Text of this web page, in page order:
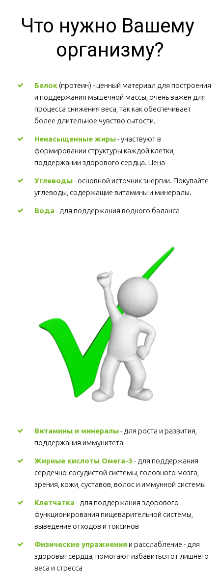
Что нужно Вашему
организму?
Белок (протеин) - ценный материал для построения
и поддержания мышечной массы, очень важен для
процесса снижения веса, так как обеспечивает
более длительное чувство сытости.
Ненасыщенные жиры - участвуют в
формировании структуры каждой клетки,
поддержании здорового сердца. Цена
Углеводы - основной источник энергии. Покупайте
углеводы, содержащие витамины и минералы.
Вода - для поддержания водного баланса
Витамины и минералы - для роста и развития,
поддержания иммунитета
Жирные кислоты Омега-3 - для поддержания
сердечно-сосудистой системы, головного мозга,
зрения, кожи, суставов, волос и иммунной системы
Клетчатка - для поддержания здорового
функционирования пищеварительной системы,
выведение отходов и токсинов
Физические упражнения и расслабление - для
здоровья сердца, помогают избавиться от лишнего
веса и стресса